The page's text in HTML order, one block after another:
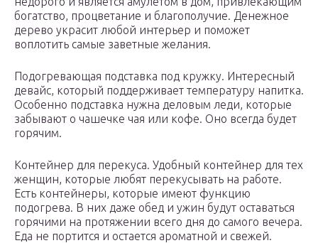
богатство, процветание и благополучие. Денежное
дерево украсит любой интерьер и поможет
воплотить самые заветные желания.
Подогревающая подставка под кружку. Интересный
девайс, который поддерживает температуру напитка.
Особенно подставка нужна деловым леди, которые
забывают о чашечке чая или кофе. Оно всегда будет
горячим.
Контейнер для перекуса. Удобный контейнер для тех
женщин, которые любят перекусывать на работе.
Есть контейнеры, которые имеют функцию
подогрева. В них даже обед и ужин будут оставаться
горячими на протяжении всего дня до самого вечера.
Еда не портится и остается ароматной и свежей.